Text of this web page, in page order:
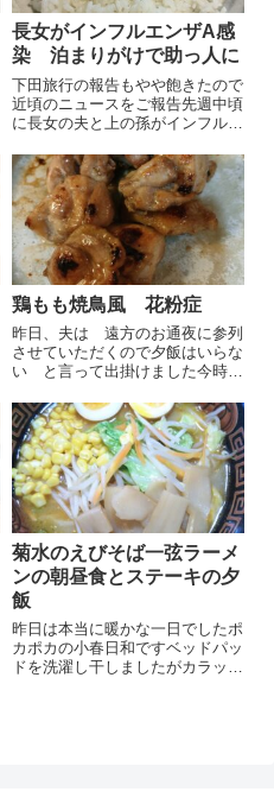
長女がインフルエンザA感
染 泊まりがけで助っ人に
下田旅行の報告もやや飽きたので
近頃のニュースをご報告先週中頃
に長女の夫と上の孫がインフルエ
に長女が感染して動けなくなって
しまいました週末は長女の夫と孫
2人は長女夫の実家に避難してい
ましたが今週からは家に戻って
き...
鶏もも焼鳥風 花粉症
昨日、夫は 遠方のお通夜に参列
させていただくので夕飯はいらな
い と言って出掛けました今時の
んでいて家族葬が多くなってきて
いると感じます私が参列されてい
ただいたお通夜では2度ともお通
夜の受付が時間より早く行えて
お...
菊水のえびそば一弦ラーメ
ンの朝昼食とステーキの夕
飯
昨日は本当に暖かな一日でしたポ
カポカの小春日和ですベッドパッ
ドを洗濯し干しましたがカラッと